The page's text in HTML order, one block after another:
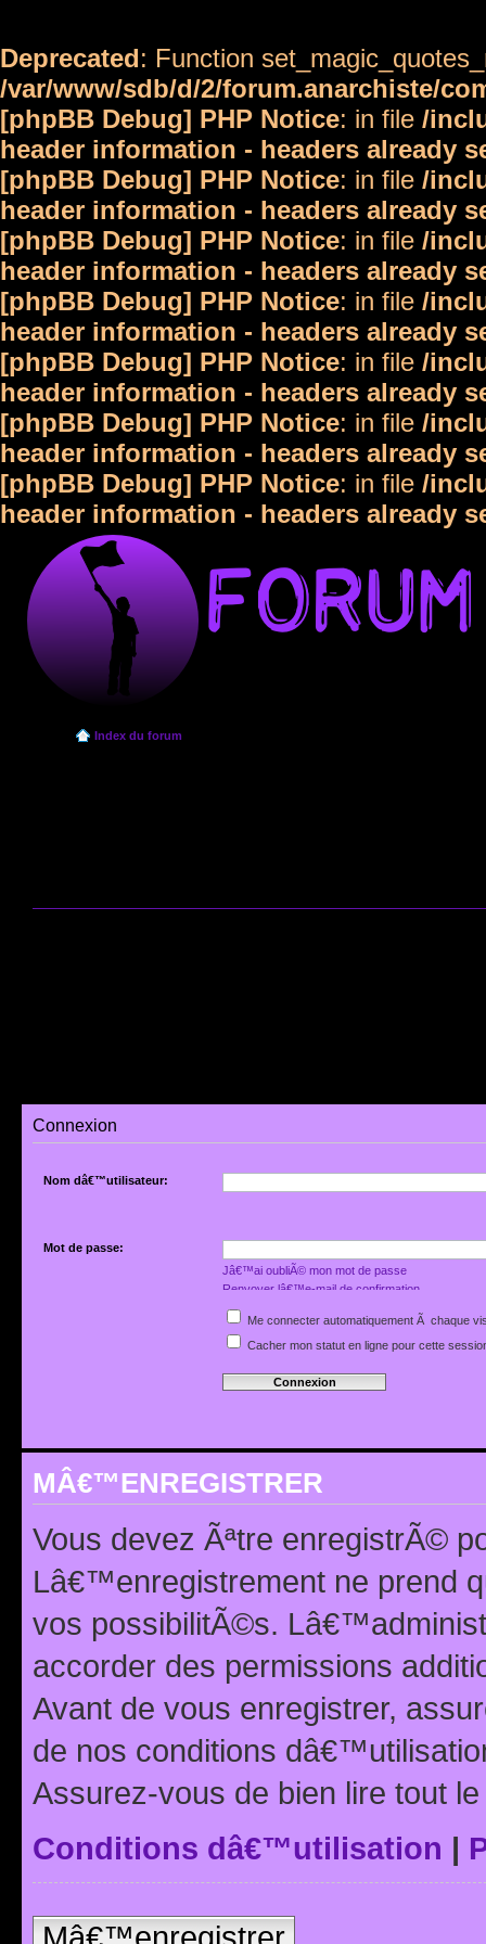
Deprecated: Function
/var/www/sdb/d/2/forum.anarchiste/
[phpBB Debug] PHP Notice: in file /
header information - headers already
[phpBB Debug] PHP Notice: in file /
header information - headers already
[phpBB Debug] PHP Notice: in file /
header information - headers already
[phpBB Debug] PHP Notice: in file /
header information - headers already
[phpBB Debug] PHP Notice: in file /
header information - headers already
[phpBB Debug] PHP Notice: in file /
header information - headers already
[phpBB Debug] PHP Notice: in file /
header information - headers already
Index du forum
Connexion
Nom dâ€™utilisateur:
Mot de passe:
Jâ€™ai oubliÃ© mon mot de passe
Renvoyer lâ€™e-mail de confirmation
Me connecter automatiquement Ã chaque
Cacher mon statut en ligne pour cette
MÂ€™ENREGISTRER
Vous devez Ãªtre enregistrÃ©
Lâ€™enregistrement ne prend
vos possibilitÃ©s.
accorder des permissions
Avant de vous enregistrer,
de nos conditions
Assurez-vous de bien lire tout
Conditions dâ€™utilisation |
Mâ€™enregistrer